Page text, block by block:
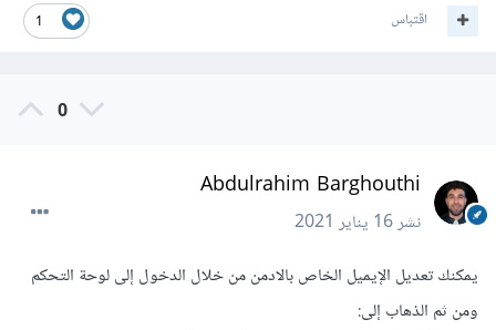
1 اقتباس
0
Abdulrahim Barghouthi
نشر16 يناير 2021
يمكنك تعديل الإيميل الخاص بالادمن من خلال الدخول إلى لوحة التحكم
ومن ثم الذهاب إلى: